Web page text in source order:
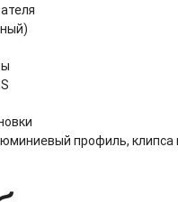
профиль, клипса